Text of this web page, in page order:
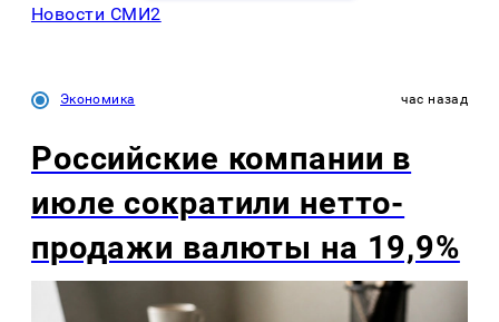
Новости СМИ2
Экономика час назад
Российские компании в
июле сократили нетто-
продажи валюты на 19,9%